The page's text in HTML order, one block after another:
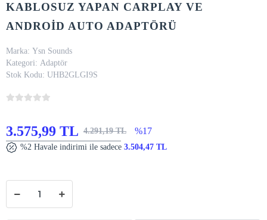
KABLOSUZ YAPAN CARPLAY VE
ANDROİD AUTO ADAPTÖRÜ
Marka: Ysn Sounds
Kategori: Adaptör
Stok Kodu: UHB2GLGI9S
3.575,99 TL 4.291,19 TL %17
%2 Havale indirimi ile sadece 3.504,47 TL